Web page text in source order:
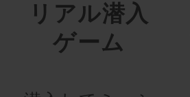
リアル潜入
ゲーム